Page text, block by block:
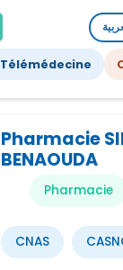
Télémédecine
Pharmacie
BENAOUDA
Pharmacie
CNAS